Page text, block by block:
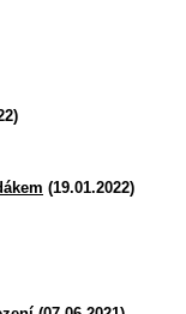
(19.01.2022)